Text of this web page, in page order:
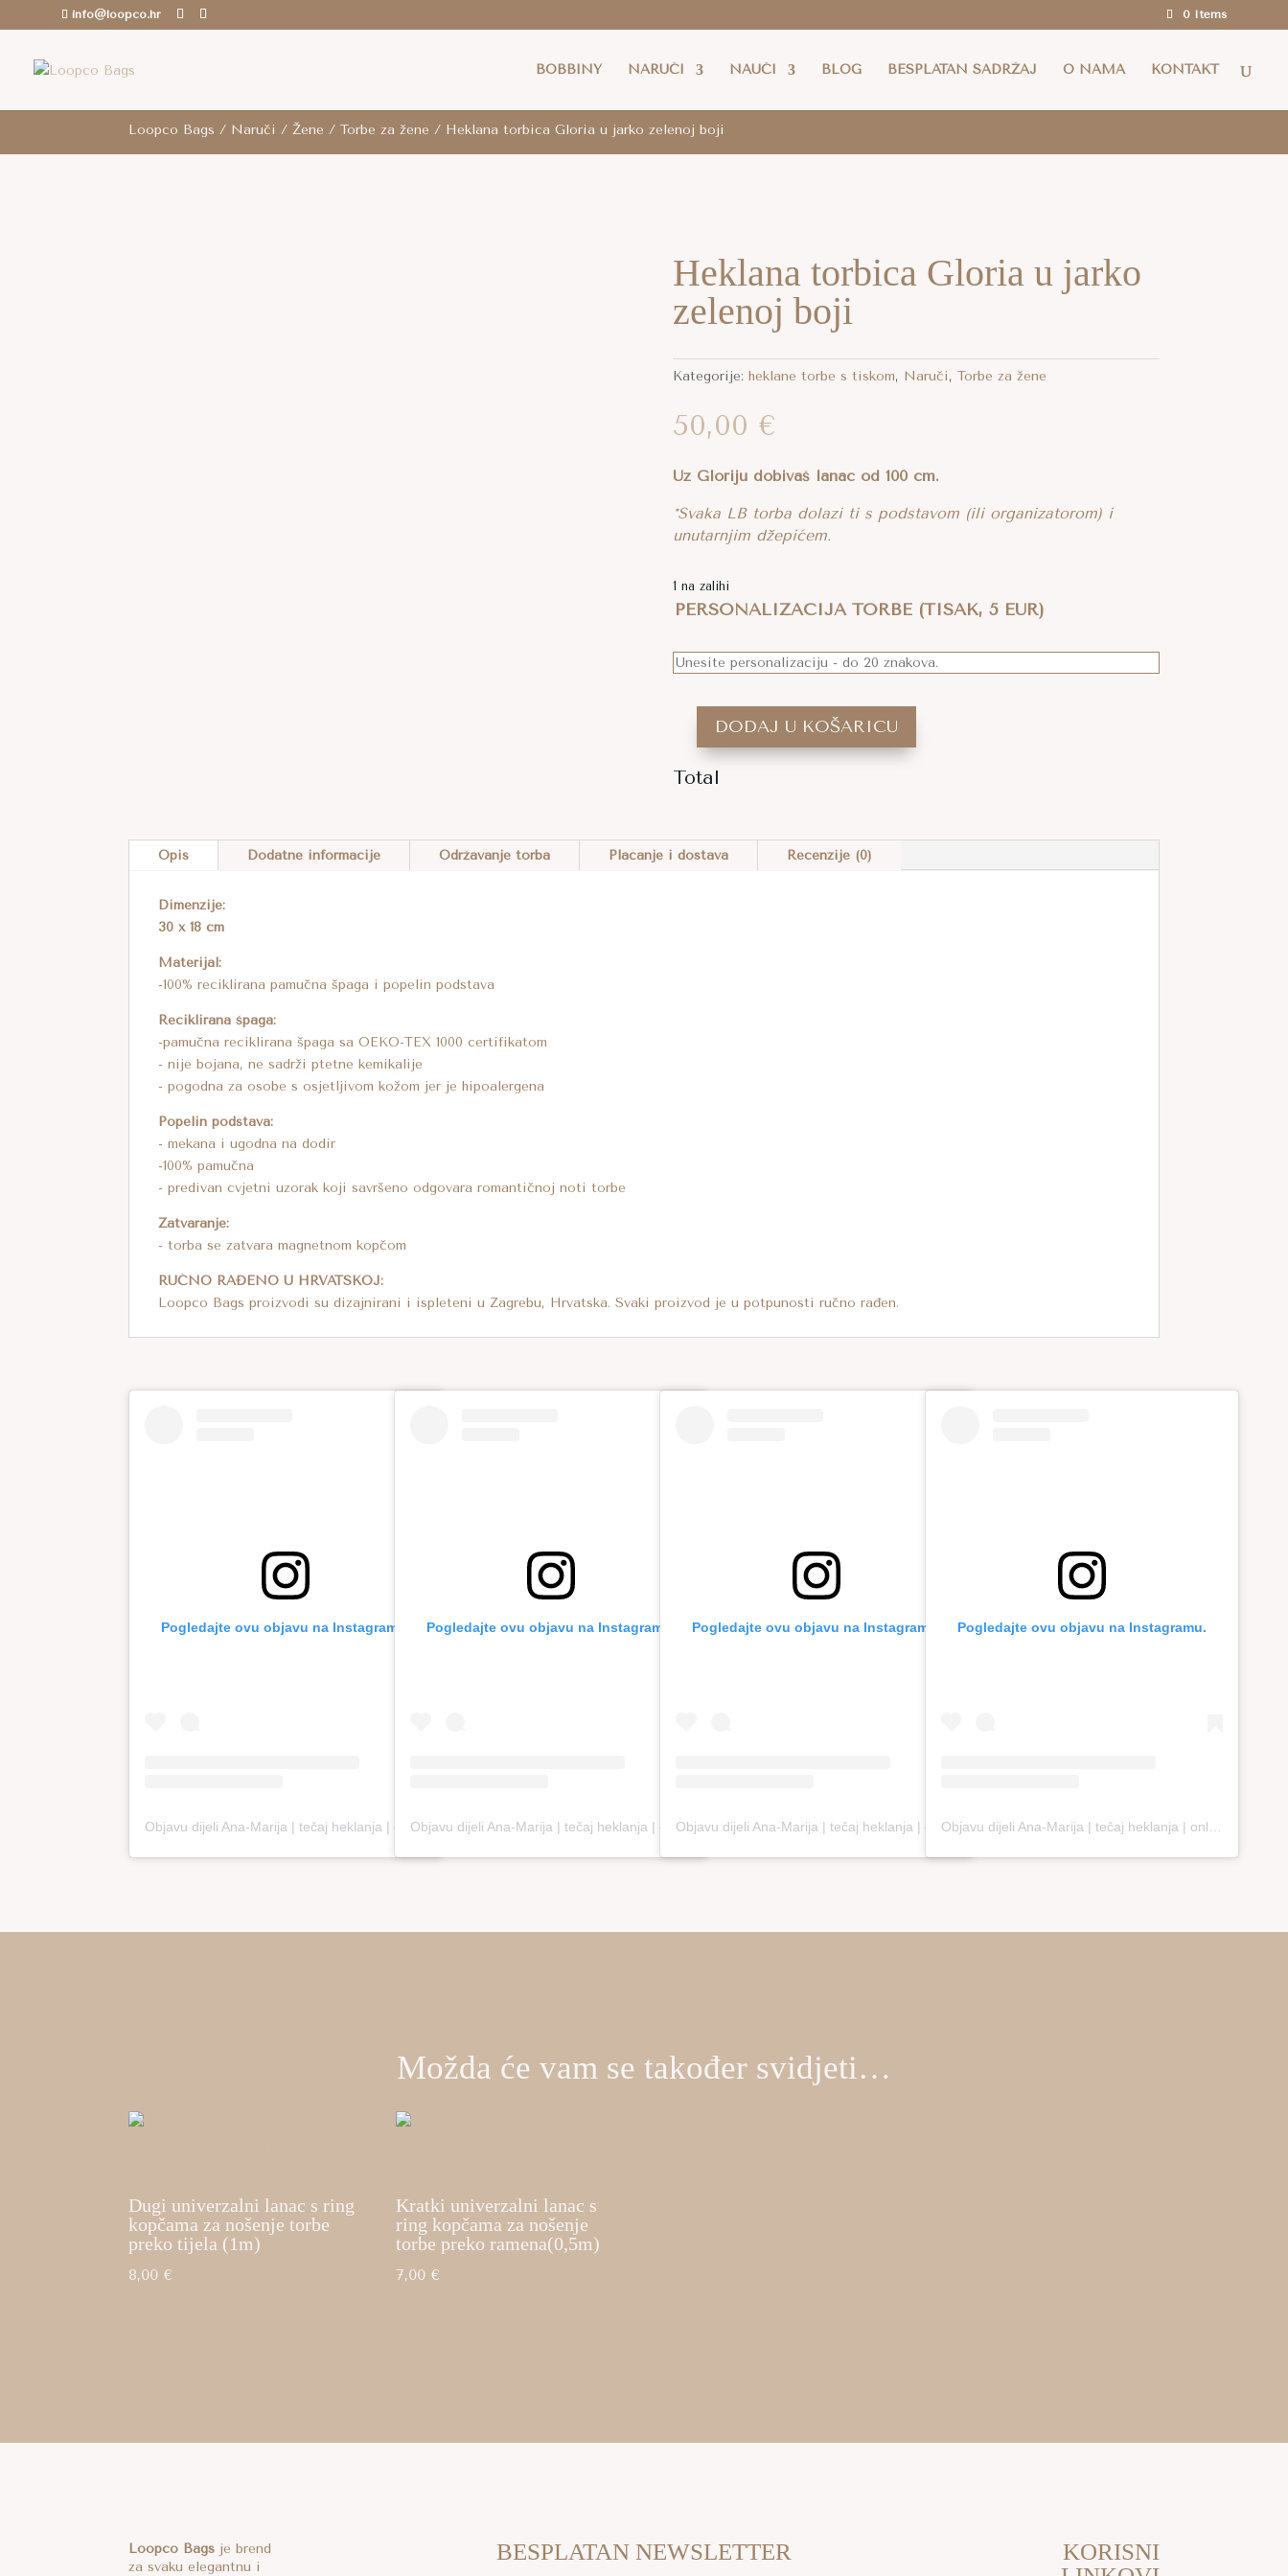
info@loopco.hr 0 Items
BOBBINY NARUČI NAUČI BLOG BESPLATAN SADRŽAJ O NAMA KONTAKT
Loopco Bags / Naruči /Žene /Torbe za žene / Heklana torbica Gloria u jarko zelenoj boji
Heklana torbica Gloria u jarko
zelenoj boji
Kategorije: heklane torbe s tiskom, Naruči, Torbe za žene
50,00 €
Uz Gloriju dobivaš lanac od 100 cm.
*Svaka LB torba dolazi ti s podstavom (ili organizatorom) i
unutarnjim džepićem.
1 na zalihi
PERSONALIZACIJA TORBE (TISAK, 5 EUR)
HEKLANA
TORBICA
GLORIA
JARKO
DODAJ U KOŠARICU
Total
T
Opis Dodatne informacije Održavanje torba Plaćanje i dostava Recenzije (0)
Dimenzije:
30 x 18 cm
Materijal:
-100% reciklirana pamučna špaga i popelin podstava
Reciklirana špaga:
-pamučna reciklirana špaga sa OEKO-TEX 1000 certifikatom
- nije bojana, ne sadrži ptetne kemikalije
- pogodna za osobe s osjetljivom kožom jer je hipoalergena
Popelin podstava:
- mekana i ugodna na dodir
-100% pamučna
- predivan cvjetni uzorak koji savršeno odgovara romantičnoj noti torbe
Zatvaranje:
- torba se zatvara magnetnom kopčom
RUČNO RAĐENO U HRVATSKOJ:
Loopco Bags proizvodi su dizajnirani i ispleteni u Zagrebu, Hrvatska. Svaki proizvod je u potpunosti ručno rađen.
Pogledajte ovu objavu na Instagramu.
Objavu dijeli Ana-Marija | tečaj heklanja | online edukacija (@loopco.bags.academy)
Pogledajte ovu objavu na Instagramu.
Objavu dijeli Ana-Marija | tečaj heklanja | online edukacija (@loopco.bags.academy)
Pogledajte ovu objavu na Instagramu.
Objavu dijeli Ana-Marija | tečaj heklanja | online edukacija (@loopco.bags.academy)
Pogledajte ovu objavu na Instagramu.
Možda će vam se također svidjeti…
Dugi univerzalni lanac s ring
kopčama za nošenje torbe
preko tijela (1m)
8,00€
Kratki univerzalni lanac s
ring kopčama za nošenje
torbe preko ramena(0,5m)
7,00€
Loopco Bags je brend
za svaku elegantnu i
BESPLATAN NEWSLETTER
KORISNI
ROK ZA SLANJE: 6-12 radnih dana.. /Besplatna dostavaje za cijelu RH za sve narudžbe iznad 80 eura i za cijelu EU za narudžbe iznad 100 eura.